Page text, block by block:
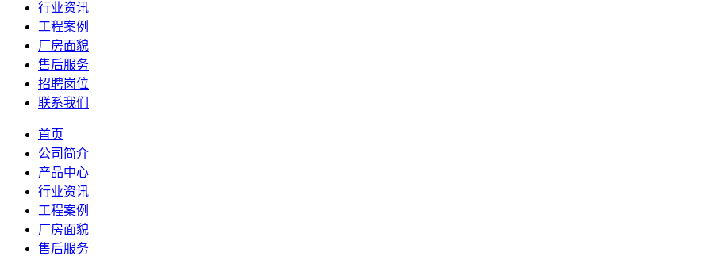
行业资讯
工程案例
厂房面貌
售后服务
招聘岗位
联系我们
首页
公司简介
产品中心
行业资讯
工程案例
厂房面貌
售后服务